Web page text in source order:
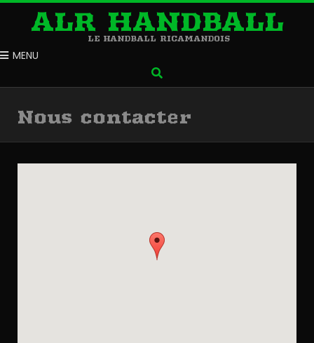
ALR HANDBALL
LE HANDBALL RICAMANDOIS
MENU
Nous contacter